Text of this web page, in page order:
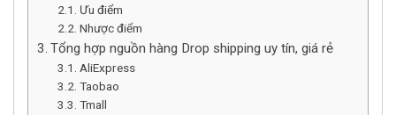
Ưu điểm
Nhược điểm
Tổng hợp nguồn hàng Drop shipping uy tín, giá rẻ
AliExpress
Taobao
Tmall